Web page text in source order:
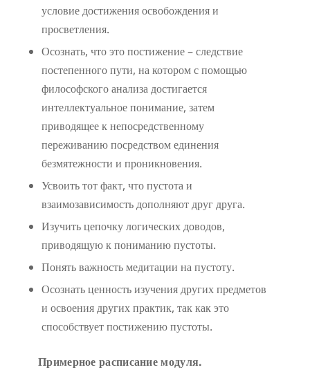
условие достижения освобождения и
просветления.
Осознать, что это постижение – следствие
постепенного пути, на котором с помощью
философского анализа достигается
интеллектуальное понимание, затем
приводящее к непосредственному
переживанию посредством единения
безмятежности и проникновения.
Усвоить тот факт, что пустота и
взаимозависимость дополняют друг друга.
Изучить цепочку логических доводов,
приводящую к пониманию пустоты.
Понять важность медитации на пустоту.
Осознать ценность изучения других предметов
и освоения других практик, так как это
способствует постижению пустоты.
Примерное расписание модуля.